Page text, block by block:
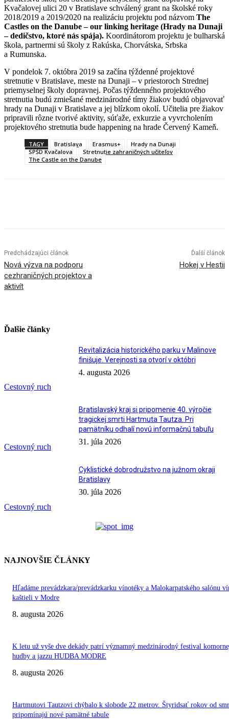
Kvačalovej ulici 20 v Bratislave schválený grant na školské roky
2018/2019 a 2019/2020 na realizáciu projektu pod názvom The
Castles on the Danube – our linking heritage (Hrady na Dunaji
– dedičstvo, ktoré nás spája). Koordinátorom projektu je bulharská
škola, partnermi sú školy z Rakúska, Chorvátska, Srbska
a Rumunska.
V pondelok 7. októbra 2019 sa začína týždenné projektové
stretnutie v Bratislave, meste na Dunaji – v priestoroch Strednej
priemyselnej školy dopravnej. Počas týždenného projektového
stretnutia budú zmiešané medzinárodné tímy žiakov budú objavovať
hrady na Dunaji v Bratislave a jej blízkom okolí. Učitelia pre žiakov
pripravili rôzne tvorivé aktivity, súťaže, exkurzie a vyvrcholením
projektového stretnutia bude happening na hrade Červený Kameň.
TAGY Bratislava Erasmus+
Hrady na Dunaji
SPŠD Kvačalova
Stretnutie zahraničných učiteľov
The Castle on the Danube
Predchádzajúci článok
Nová výzva na podporu
cezhraničných projektov a
aktivít
Ďalší článok
Hokej v Hestii
Ďalšie články
Cestovný ruch
Revitalizácia historického parku v Malinove
finišuje. Verejnosti sa otvorí v októbri
4. augusta 2026
Cestovný ruch
Bratislavský kraj si pripomenie 40. výročie
tragickej smrti Hartmuta Tautza. Pri
pamätníku odhalí novú informačnú tabuľu
31. júla 2026
Cestovný ruch
Cyklistické dobrodružstvo na južnom okraji
Bratislavy
30. júla 2026
NAJNOVŠIE ČLÁNKY
Hľadáme prevádzkara/prevádzkarku vínotéky a Malokarpatského salónu
kaštieli v Modre
8. augusta 2026
K letu už vyše dve dekády patrí významný medzinárodný festival
hudby a jazzu HUDBA MODRE
8. augusta 2026
Hartmutovi Tautzovi chýbalo k slobode 22 metrov. Štyridsať rokov od
pripomínajú nové pamätné tabule